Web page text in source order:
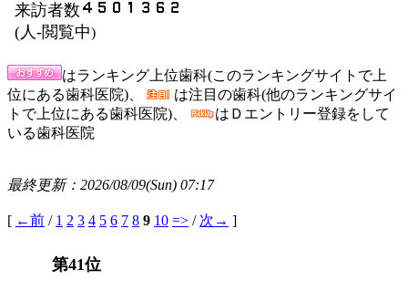
来訪者数
(人-閲覧中)
はランキング上位歯科(このランキングサイトで上
位にある歯科医院)、
は注目の歯科(他のランキングサイ
トで上位にある歯科医院)、
はＤエントリー登録をして
いる歯科医院
最終更新：2026/08/09(Sun) 07:17
[ ←前 / 1 2 3 4 5 6 7 8 9 10 => / 次→ ]
第41位